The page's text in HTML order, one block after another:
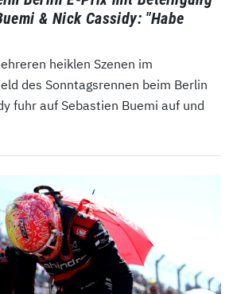
& Nick Cassidy: "Habe
heiklen Szenen im
des Sonntagsrennen beim Berlin
fuhr auf Sebastien Buemi auf und